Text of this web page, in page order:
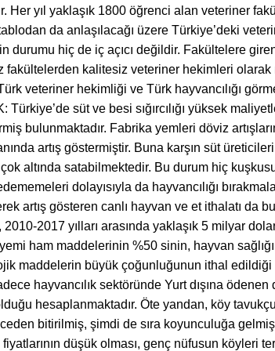
Her yıl yaklaşık 1800 öğrenci alan veteriner
da anlaşılacağı üzere Türkiye’deki
durumu hiç de iç açıcı değildir. Fakültelere
fakültelerden kalitesiz veteriner hekimleri
veteriner hekimliği ve Türk hayvancılığı
Türkiye’de süt ve besi sığırcılığı yüksek
bulunmaktadır. Fabrika yemleri döviz
artış göstermiştir. Buna karşın süt
altında satabilmektedir. Bu durum hiç
dolayısıyla da hayvancılığı
artış gösteren canlı hayvan ve et ithalatı da
2017 yılları arasında yaklaşık 5 milyar
ham maddelerinin %50 sinin, hayvan
maddelerin büyük çoğunluğunun ithal edildiği
hayvancılık sektöründe Yurt dışına
hesaplanmaktadır. Öte yandan, köy
bitirilmiş, şimdi de sıra koyunculuğa
fiyatlarının düşük olması, genç nüfusun köyleri